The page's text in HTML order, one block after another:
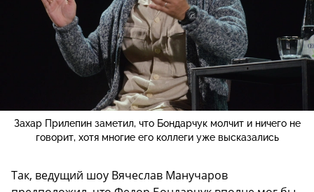
Захар Прилепин заметил, что Бондарчук молчит и ничего не
говорит, хотя многие его коллеги уже высказались
Так, ведущий шоу Вячеслав Манучаров